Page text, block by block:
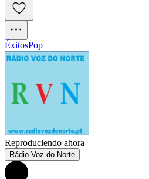
ÉxitosPop
Reproduciendo ahora
Rádio Voz do Norte